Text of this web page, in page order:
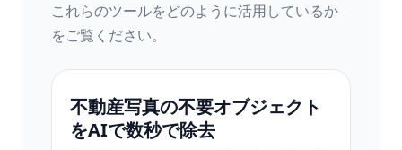
これらのツールをどのように活用しているか
をご覧ください。
不動産写真の不要オブジェクト
をAIで数秒で除去